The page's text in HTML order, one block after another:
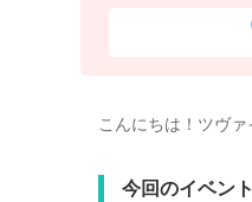
こんにちは！ツヴァ
今回のイベン